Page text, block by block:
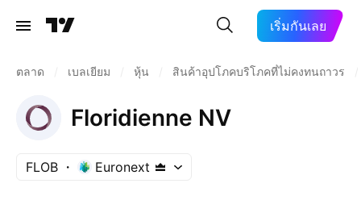
เริ่มกันเลย
ตลาด เบลเยียม หุ้น สินค้าอุปโภคบริโภคที่ไม่คงทนถาวร
Floridienne NV
FLOB Euronext